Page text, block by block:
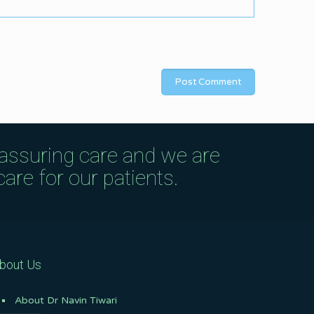
care and we are
for our patients.
Us
About Dr Navin Tiwari